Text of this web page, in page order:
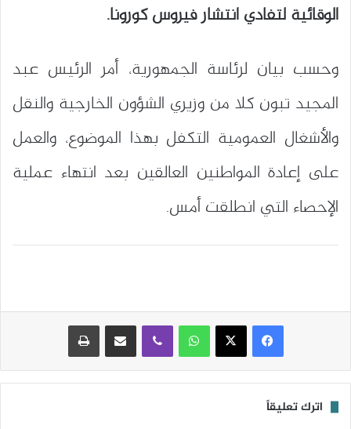
الوقائية لتفادي انتشار فيروس كورونا.
وحسب بيان لرئاسة الجمهورية، أمر الرئيس عبد
المجيد تبون كلا من وزيري الشؤون الخارجية والنقل
والأشغال العمومية التكفل بهذا الموضوع، والعمل
على إعادة المواطنين العالقين بعد انتهاء عملية
الإحصاء التي انطلقت أمس.
واتساب مشاركة عبر البريد
اترك تعليقاً